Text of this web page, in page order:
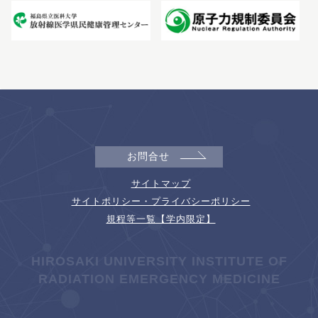
お問合せ
サイトマップ
サイトポリシー・プライバシーポリシー
規程等一覧【学内限定】
HIROSAKI UNIVERSITY INSTITUTE OF
RADIATION EMERGENCY MEDICINE